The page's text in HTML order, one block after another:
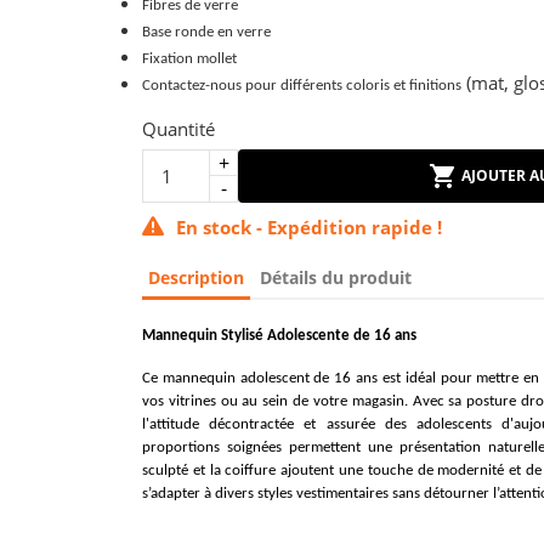
Fibres de verre
Base ronde en verre
Fixation mollet
Contactez-nous pour différents coloris et finitions (mat,
Quantité
AJOUTER
En stock - Expédition rapide !
Description Détails du produit
Mannequin Stylisé Adolescente de 16 ans
Ce mannequin adolescent de 16 ans est idéal pour mettre
vos vitrines ou au sein de votre magasin. Avec sa posture
l'attitude décontractée et assurée des adolescents
proportions soignées permettent une présentation
sculpté et la coiffure ajoutent une touche de modernité et
s’adapter à divers styles vestimentaires sans détourner